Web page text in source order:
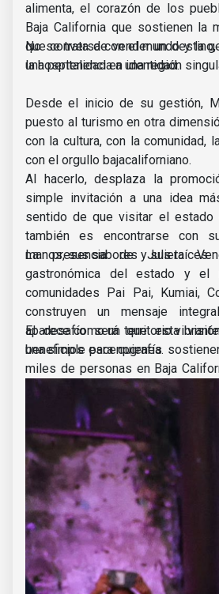
alimenta, el corazón de los
Baja California que sostienen la
que conversa con el mundo y la
la hospitalidad en identidad.
No se trata de vender un
una pertenencia a una región
Desde el inicio de su gestión,
puesto al turismo en otra
con la cultura, con la comunidad,
con el orgullo bajacaliforniano.
Al hacerlo, desplaza la
simple invitación a una idea
sentido de que visitar el estado
también es encontrarse con
manos, sus sabores y sus raíces.
La presencia de Julieta
gastronómica del estado y el
comunidades Pai Pai, Kumiai,
construyen un mensaje
aparece como un territorio
una simple escenografía.
El desafío será que esta
beneficios para quienes
miles de personas en Baja
del turismo. Pero, por lo pronto,
clavo al encontrar la dignidad
valor más importante del estado.